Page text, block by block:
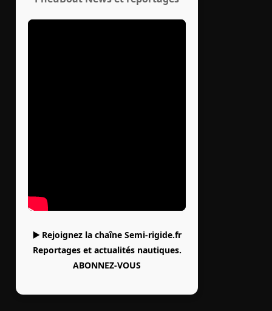
▶️ Rejoignez la chaîne Semi-rigide.fr
Reportages et actualités nautiques.
ABONNEZ-VOUS